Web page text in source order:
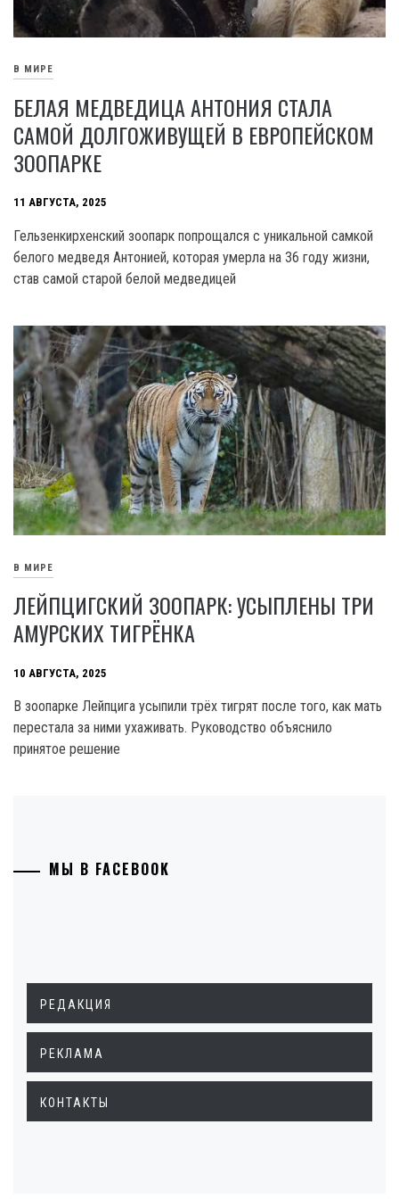
В МИРЕ
БЕЛАЯ МЕДВЕДИЦА АНТОНИЯ СТАЛА
САМОЙ ДОЛГОЖИВУЩЕЙ В ЕВРОПЕЙСКОМ
ЗООПАРКЕ
11 АВГУСТА, 2025
Гельзенкирхенский зоопарк попрощался с уникальной самкой
белого медведя Антонией, которая умерла на 36 году жизни,
став самой старой белой медведицей
В МИРЕ
ЛЕЙПЦИГСКИЙ ЗООПАРК: УСЫПЛЕНЫ ТРИ
АМУРСКИХ ТИГРЁНКА
10 АВГУСТА, 2025
В зоопарке Лейпцига усыпили трёх тигрят после того, как мать
перестала за ними ухаживать. Руководство объяснило
принятое решение
МЫ В FACEBOOK
РЕДАКЦИЯ
РЕКЛАМА
КОНТАКТЫ